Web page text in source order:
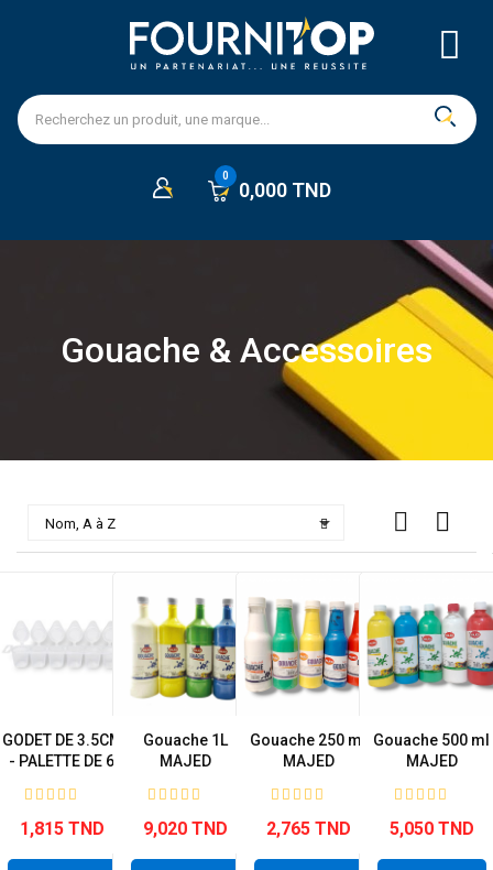
0,000 TND
Gouache & Accessoires
Nom, A à Z 
GODET DE 3.5CM
- PALETTE DE 6
1,815 TND
Gouache 1L
MAJED
300
9,020 TND
Gouache 250 ml
MAJED
314
2,765 TND
Gouache 500 ml
MAJED
306
5,050 TND